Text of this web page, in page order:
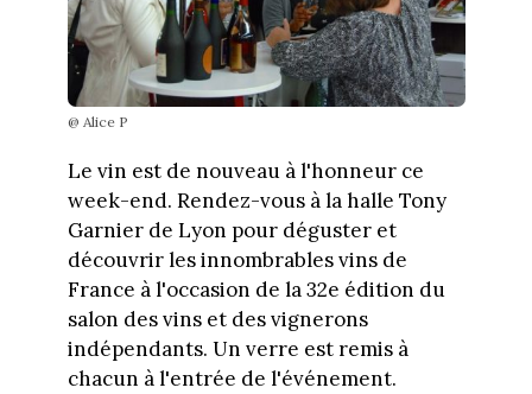
@ Alice P
Le vin est de nouveau à l'honneur ce
week-end. Rendez-vous à la halle Tony
Garnier de Lyon pour déguster et
découvrir les innombrables vins de
France à l'occasion de la 32e édition du
salon des vins et des vignerons
indépendants. Un verre est remis à
chacun à l'entrée de l'événement.